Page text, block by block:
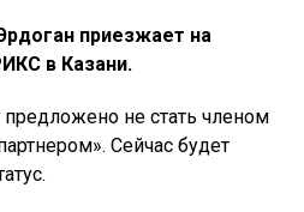
приезжает на
в Казани.
не стать членом
Сейчас будет